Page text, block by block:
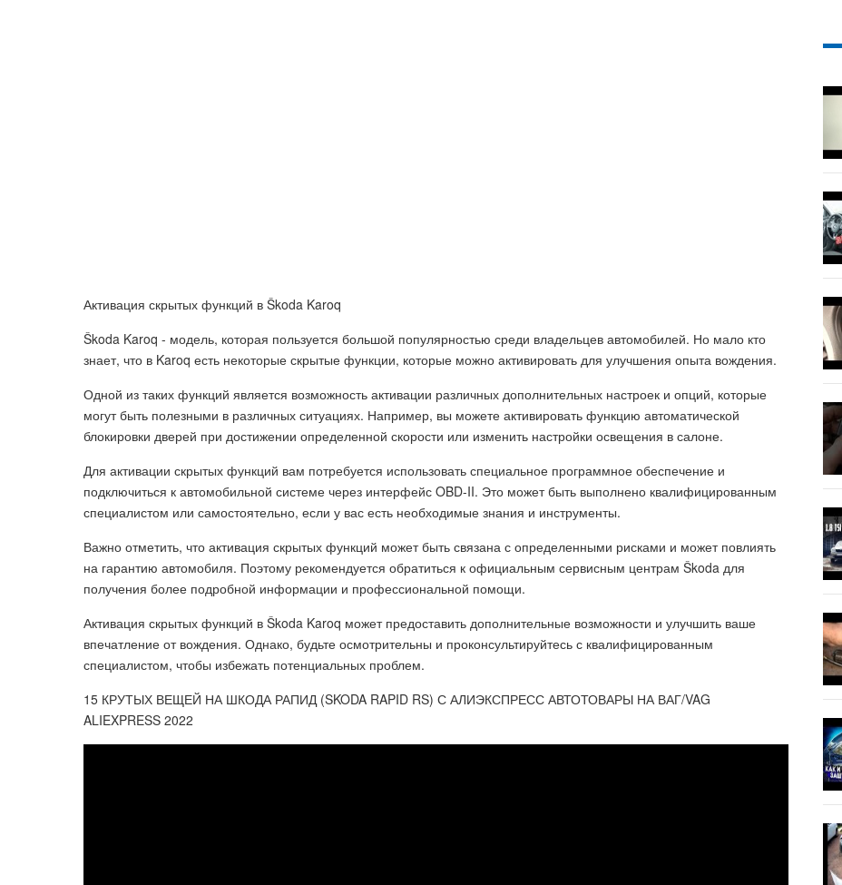
Активация скрытых функций в Škoda Karoq
Škoda Karoq - модель, которая пользуется большой популярностью среди владельцев автомобилей. Но мало кто
знает, что в Karoq есть некоторые скрытые функции, которые можно активировать для улучшения опыта вождения.
Одной из таких функций является возможность активации различных дополнительных настроек и опций, которые
могут быть полезными в различных ситуациях. Например, вы можете активировать функцию автоматической
блокировки дверей при достижении определенной скорости или изменить настройки освещения в салоне.
Для активации скрытых функций вам потребуется использовать специальное программное обеспечение и
подключиться к автомобильной системе через интерфейс OBD-II. Это может быть выполнено квалифицированным
специалистом или самостоятельно, если у вас есть необходимые знания и инструменты.
Важно отметить, что активация скрытых функций может быть связана с определенными рисками и может повлиять
на гарантию автомобиля. Поэтому рекомендуется обратиться к официальным сервисным центрам Škoda для
получения более подробной информации и профессиональной помощи.
Активация скрытых функций в Škoda Karoq может предоставить дополнительные возможности и улучшить ваше
впечатление от вождения. Однако, будьте осмотрительны и проконсультируйтесь с квалифицированным
специалистом, чтобы избежать потенциальных проблем.
15 КРУТЫХ ВЕЩЕЙ НА ШКОДА РАПИД (SKODA RAPID RS) С АЛИЭКСПРЕСС АВТОТОВАРЫ НА ВАГ/VAG
ALIEXPRESS 2022